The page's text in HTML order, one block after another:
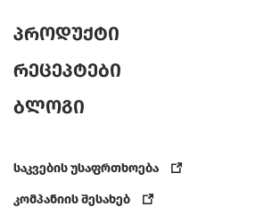
პროდუქტი
რეცეპტები
ბლოგი
საკვების უსაფრთხოება
კომპანიის შესახებ